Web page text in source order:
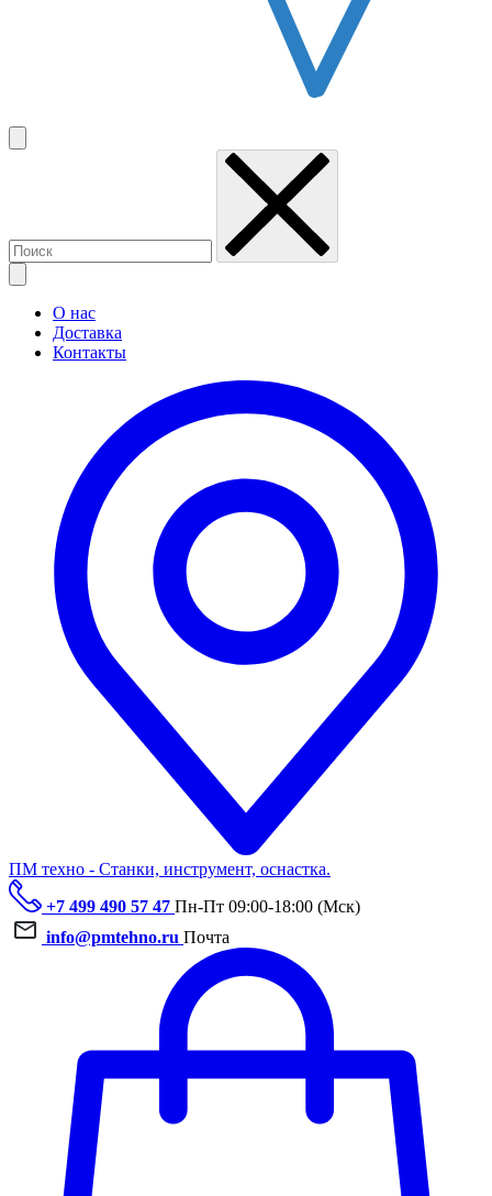
О нас
Доставка
Контакты
ПМ техно - Станки, инструмент, оснастка.
+7 499 490 57 47 Пн-Пт 09:00-18:00 (Мск)
info@pmtehno.ru Почта